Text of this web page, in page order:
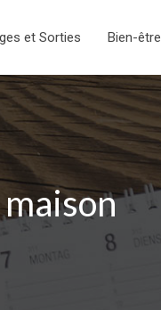
et Sorties Bien-être